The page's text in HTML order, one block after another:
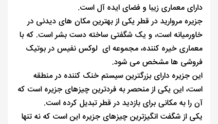
دارای معماری زیبا و فضای ایده آل است.
جزیره مروارید در قطر یکی از بهترین مکان های دیدنی در
خاورمیانه است، و یک شگفتی ساخته دست بشر است. که با
معماری خیره کننده، مجموعه ای لوکس نفیس در بوتیک
‌فروشی ‌ها مشخص می ‌شود.
این جزیره دارای بزرگترین سیستم خنک کننده در منطقه
است، این یکی از منحصر به فردترین چیزهای جزیره است که
آن را به مکانی برای بازدید در قطر تبدیل کرده است.
یکی از شگفت انگیزترین چیزهای جزیره این است که نه تنها